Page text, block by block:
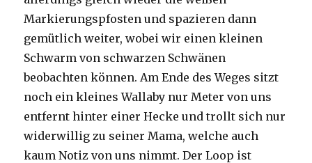
Markierungspfosten und spazieren dann
gemütlich weiter, wobei wir einen kleinen
Schwarm von schwarzen Schwänen
beobachten können. Am Ende des Weges sitzt
noch ein kleines Wallaby nur Meter von uns
entfernt hinter einer Hecke und trollt sich nur
widerwillig zu seiner Mama, welche auch
kaum Notiz von uns nimmt. Der Loop ist